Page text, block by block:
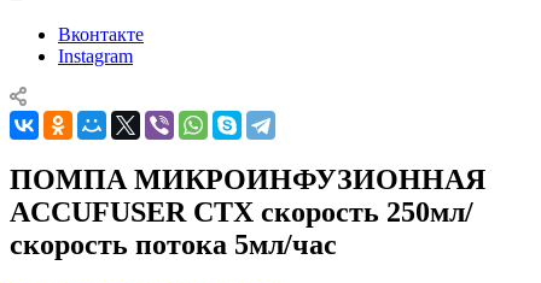
Вконтакте
Instagram
ПОМПА МИКРОИНФУЗИОННАЯ
ACCUFUSER СТХ скорость 250мл/
скорость потока 5мл/час